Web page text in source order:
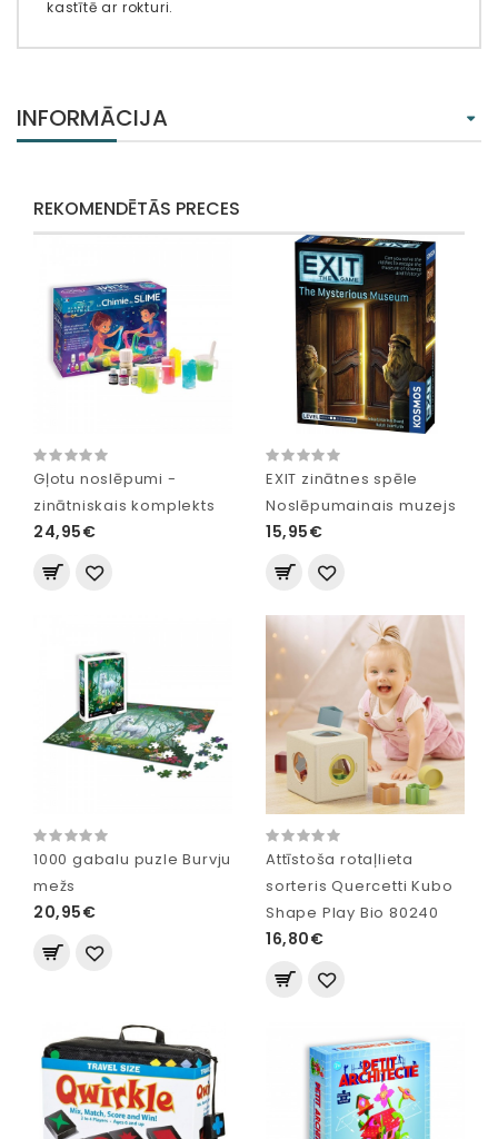
kastītē ar rokturi.
INFORMĀCIJA
REKOMENDĒTĀS PRECES
Gļotu noslēpumi -
zinātniskais komplekts
24,95€
EXIT zinātnes spēle
Noslēpumainais muzejs
15,95€
1000 gabalu puzle Burvju
mežs
20,95€
Attīstoša rotaļlieta
sorteris Quercetti Kubo
Shape Play Bio 80240
16,80€